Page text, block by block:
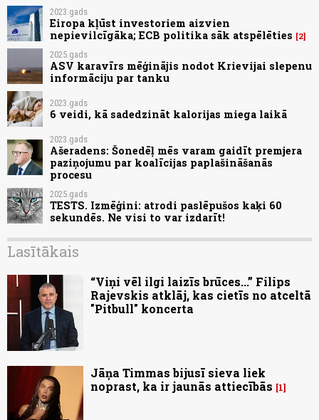
2023.gads
Eiropa kļūst investoriem aizvien
nepievilcīgāka; ECB politika sāk atspēlēties
2
2025.gads
ASV karavīrs mēģinājis nodot Krievijai slepenu
informāciju par tanku
2023.gads
6 veidi, kā sadedzināt kalorijas miega laikā
2023.gads
Ašeradens: Šonedēļ mēs varam gaidīt premjera
paziņojumu par koalīcijas paplašināšanās
procesu
2025.gads
TESTS. Izmēģini: atrodi paslēpušos kaķi 60
sekundēs. Ne visi to var izdarīt!
Lasītākais
“Viņi vēl ilgi laizīs brūces...” Filips
Rajevskis atklāj, kas cietīs no atceltā
"Pitbull" koncerta
Jāņa Timmas bijusī sieva liek
noprast, ka ir jaunās attiecībās
1